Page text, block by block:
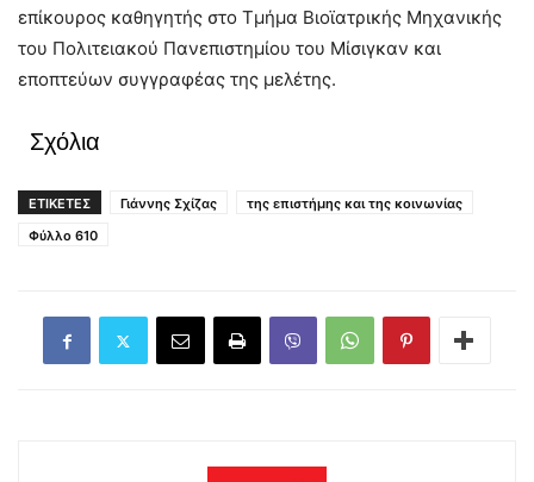
επίκουρος καθηγητής στο Τμήμα Βιοϊατρικής Μηχανικής
του Πολιτειακού Πανεπιστημίου του Μίσιγκαν και
εποπτεύων συγγραφέας της μελέτης.
Σχόλια
ΕΤΙΚΕΤΕΣ Γιάννης Σχίζας
της επιστήμης και της κοινωνίας
Φύλλο 610